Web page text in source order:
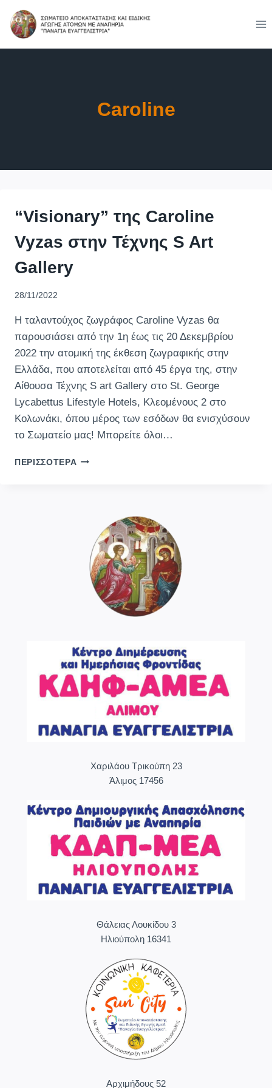
content
Caroline
“Visionary” της Caroline
Vyzas στην Τέχνης S Art
Gallery
28/11/2022
Η ταλαντούχος ζωγράφος Caroline Vyzas θα
παρουσιάσει από την 1η έως τις 20 Δεκεμβρίου
2022 την ατομική της έκθεση ζωγραφικής στην
Ελλάδα, που αποτελείται από 45 έργα της, στην
Αίθουσα Τέχνης S art Gallery στο St. George
Lycabettus Lifestyle Hotels, Κλεομένους 2 στο
Κολωνάκι, όπου μέρος των εσόδων θα ενισχύσουν
το Σωματείο μας! Μπορείτε όλοι…
ΠΕΡΙΣΣΌΤΕΡΑ “VISIONARY”
ΤΈΧΝΗΣ
ART
GALLERY
Χαριλάου Τρικούπη 23
Άλιμος 17456
Θάλειας Λουκίδου 3
Ηλιούπολη 16341
Aρχιμήδους 52